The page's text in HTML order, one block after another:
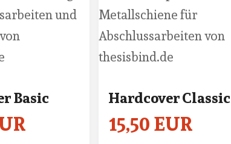
Basic Hardcover Classic
15,50 EUR